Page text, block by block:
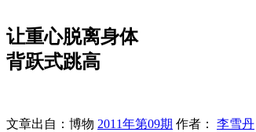
让重心脱离身体
背跃式跳高
文章出自：博物 2011年第09期 作者： 李雪丹